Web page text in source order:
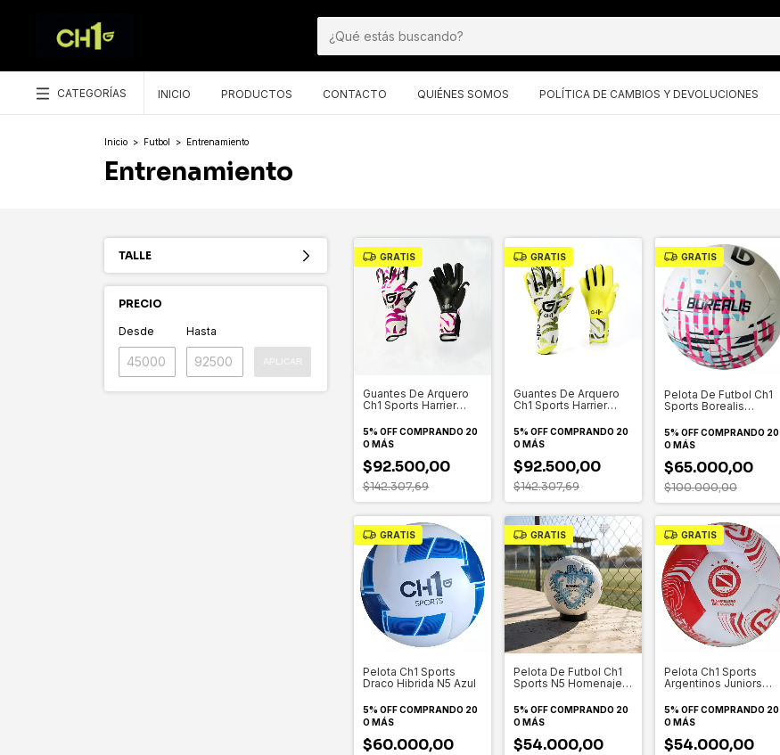
CATEGORÍAS INICIO PRODUCTOS CONTACTO QUIÉNES SOMOS POLÍTICA DE CAMBIOS Y DEVOLUCIONES
Inicio > Futbol > Entrenamiento
Entrenamiento
TALLE
PRECIO
Desde Hasta
GRATIS
Guantes De Arquero
Ch1 Sports Harrier
Profesionales Fucsia
5% OFFCOMPRANDO 20
O MÁS
$92.500,00
$142.307,69
GRATIS
Guantes De Arquero
Ch1 Sports Harrier
Hombres
5% OFFCOMPRANDO 20
O MÁS
$92.500,00
$142.307,69
GRATIS
Pelota De Futbol Ch1
Sports Borealis
Color Rosa
5% OFFCOMPRANDO 20
O MÁS
$65.000,00
$100.000,00
GRATIS
Pelota Ch1 Sports
Draco Hibrida N5 Azul
5% OFFCOMPRANDO 20
O MÁS
$60.000,00
GRATIS
Pelota De Futbol Ch1
Sports N5 Homenaje
Celeste
5% OFFCOMPRANDO 20
O MÁS
$54.000,00
GRATIS
Pelota Ch1 Sports
Argentinos Juniors
Rojo y blanco
5% OFFCOMPRANDO 20
O MÁS
$54.000,00